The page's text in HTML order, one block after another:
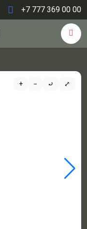
+7 777 369 00 00
+ − ⤾ ⤢